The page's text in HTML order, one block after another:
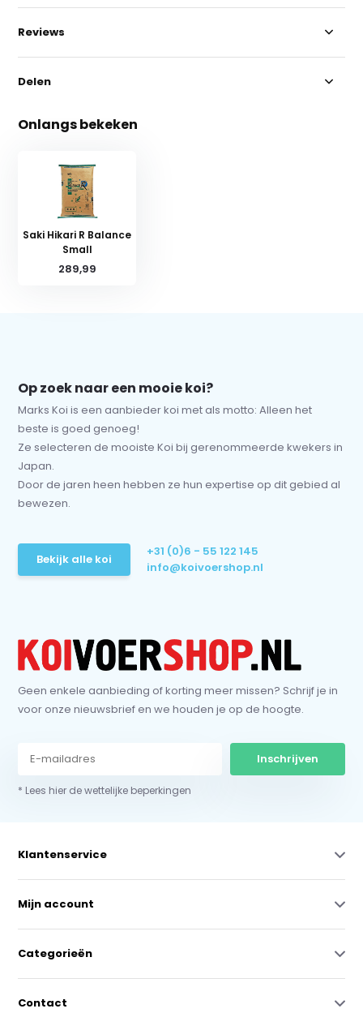
Reviews
Delen
Onlangs bekeken
Saki Hikari R Balance
Small
289,99
Op zoek naar een mooie koi?
Marks Koi is een aanbieder koi met als motto: Alleen het
beste is goed genoeg!
Ze selecteren de mooiste Koi bij gerenommeerde kwekers in
Japan.
Door de jaren heen hebben ze hun expertise op dit gebied al
bewezen.
Bekijk alle koi
+31 (0)6 - 55 122 145
info@koivoershop.nl
Geen enkele aanbieding of korting meer missen? Schrijf je in
voor onze nieuwsbrief en we houden je op de hoogte.
Inschrijven
* Lees hier de wettelijke beperkingen
Klantenservice
Mijn account
Categorieën
Contact